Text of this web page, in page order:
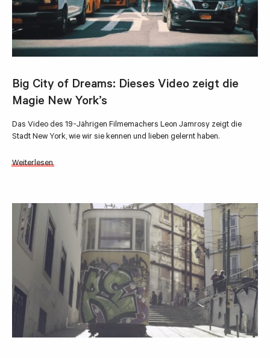
Big City of Dreams: Dieses Video zeigt die
Magie New York’s
Das Video des 19-Jährigen Filmemachers Leon Jamrosy zeigt die
Stadt New York, wie wir sie kennen und lieben gelernt haben.
Weiterlesen